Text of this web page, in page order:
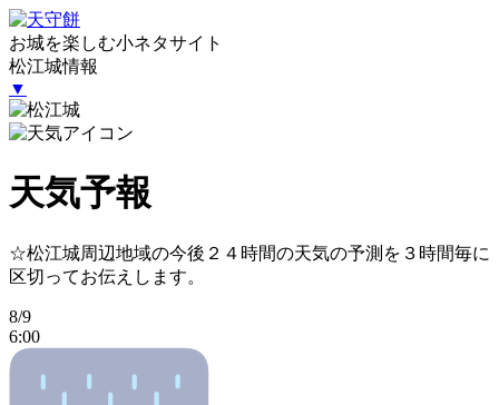
お城を楽しむ小ネタサイト
松江城情報
▼
天気予報
☆松江城周辺地域の今後２４時間の天気の予測を３時間毎に
区切ってお伝えします。
8/9
6:00